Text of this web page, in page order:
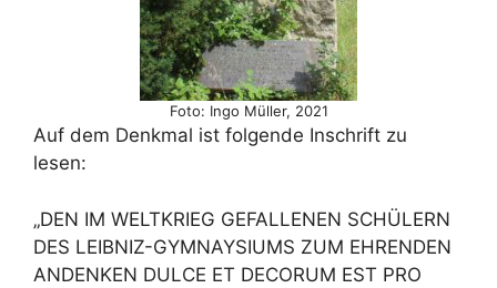
Foto: Ingo Müller, 2021
Auf dem Denkmal ist folgende Inschrift zu
lesen:
„DEN IM WELTKRIEG GEFALLENEN SCHÜLERN
DES LEIBNIZ-GYMNAYSIUMS ZUM EHRENDEN
ANDENKEN DULCE ET DECORUM EST PRO